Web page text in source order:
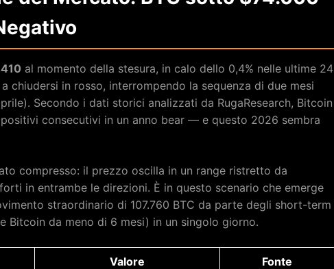
al momento della stesura, in calo dello 0,4% nelle ultime 24
chiudersi in rosso, interrompendo la sequenza di due mesi
Secondo i dati storici analizzati da RugaResearch, Bitcoin
consecutivi in un anno bear — e questo 2026 sembra
compresso: il prezzo oscilla in un range ristretto da
in entrambe le direzioni. È in questo scenario che emerge
straordinario di 107.760 BTC da parte degli short-term
Bitcoin da meno di 6 mesi) in un singolo giorno.
Valore Fonte